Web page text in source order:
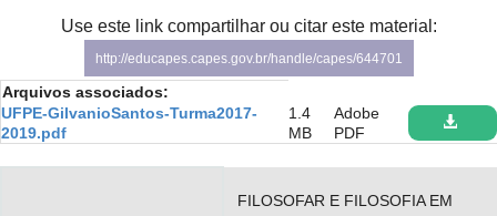
Gabinete de Segurança Institucional
Banco Central do Brasil
Planalto
Use este link compartilhar ou citar este material:
http://educapes.capes.gov.br/handle/capes/644701
Arquivos associados:
UFPE-GilvanioSantos-Turma2017-
2019.pdf
1.4
MB
Adobe
PDF
FILOSOFAR E FILOSOFIA EM